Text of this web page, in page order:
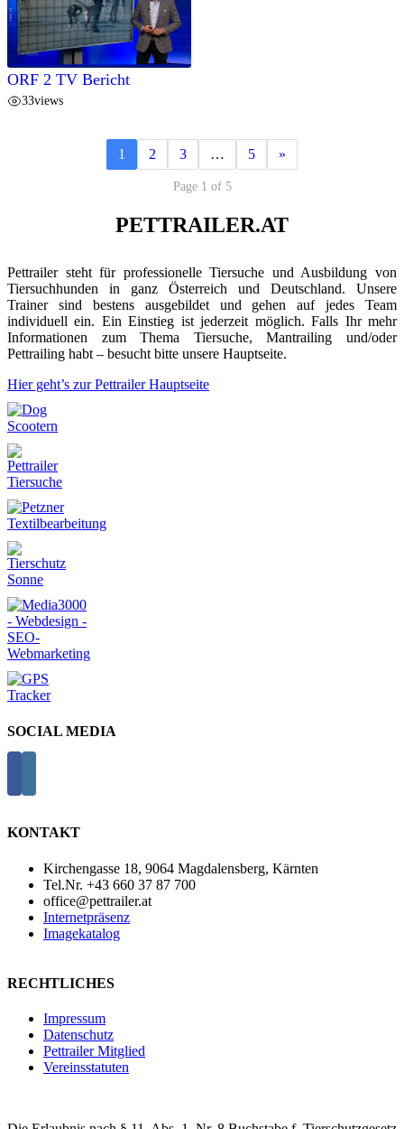
ORF 2 TV Bericht
33views
1 2 3 … 5 »
Page 1 of 5
PETTRAILER.AT
Pettrailer steht für professionelle Tiersuche und Ausbildung von
Tiersuchhunden in ganz Österreich und Deutschland. Unsere
Trainer sind bestens ausgebildet und gehen auf jedes Team
individuell ein. Ein Einstieg ist jederzeit möglich. Falls Ihr mehr
Informationen zum Thema Tiersuche, Mantrailing und/oder
Pettrailing habt – besucht bitte unsere Hauptseite.
Hier geht’s zur Pettrailer Hauptseite
SOCIAL MEDIA
KONTAKT
Kirchengasse 18, 9064 Magdalensberg, Kärnten
Tel.Nr. +43 660 37 87 700
office@pettrailer.at
Internetpräsenz
Imagekatalog
RECHTLICHES
Impressum
Datenschutz
Pettrailer Mitglied
Vereinsstatuten